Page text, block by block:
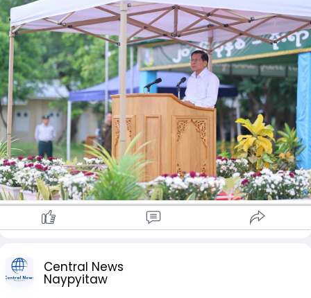
သို့ တက်ရောက်ပြီးနောက် နိုင်ငံတော်သမ္မတက မြန်မာနိုင်ငံအလယ်
င်း အပူပိုင်းဒေသ(၁၃)ခရိုင်သည် ပူပြင်းခြောက်သွေ့ပြီး သစ်တော
စ်ပင်ကျဲပါးကာ မကွေးတိုင်း၏ သစ်တောဖုံးလွှမ်းမှုသည်(၁၁
ဿမ ၅၁) ရာခိုင်နှုန်းသာရှိပြီး မင်းဘူးခရိုင်၏ သစ်တောဖုံးလွှမ်း
သည်(၁၅ ဒဿမ ၆၁)ရာခိုင်နှုန်းသာရှိသည်ဟုပြောကြားခဲ့ကြောင်း
ရသည်။
ပူပိုင်းဒေသစိမ်းလန်းစိုပြည်ရေးလုပ်ငန်းများကို နိုင်ငံတော်အဆင့်
ရှိန်အဟုန်မြှင့်တင်ပြီး အလေးထား ဆောင်ရွက်ခြင်းကြောင့်
မ်းလန်းစိုပြည်ရေးလုပ်ငန်းများ၏ အကျိုးရလဒ်ကို ဒေသခံများက
ထမဦးဆုံးခံစားကြရမည်ဟုပြောကြားခဲ့ကြောင်း သိရသည်။
ခုနှစ်ကုန်ပိုင်းတွင် အလွန်အားကောင်းသည့် အယ်လ်နီညိုအဆင့်
ောက်ရှိလာနိုင်သည်ဟုခန့်မှန်းထားပြီး ၂၀၂၆ ခုနှစ်နှင့် ၂၀၂၇ ခုနှစ်
သည် ကမ္ဘာ့သမိုင်း တစ်လျှောက် အပူဆုံးနှစ်ဖြစ်လာနိုင်သည်ဟု
န့်မှန်းထား၍ ရာသီဥတုပြောင်းလဲမှုနှင့် အယ်လ်နီညိုဖြစ်စဉ်တို့
ြောင့် မိုးခေါင်ရေရှားခြင်း၊ ပူပြင်းခြောက်သွေ့ခြင်း၊ တောမီးလေ-ာ
ကျွမ်းခြင်းများဖြစ်ပေါ်လာနိုင်ပြီး စိုက်ပျိုးရေး၊ မွေးမြူရေး၊
က်ရောက်မှုများရှိလာနိုင်သဖြင့် အဘက်ဘက်ကကြိုတင်ပြင်ဆင်
ားကြရန်လည်း နိုင်ငံတော်သမ္မတက မှာကြားခဲ့ကြောင်း သိရသည်။
Central News
Naypyitaw